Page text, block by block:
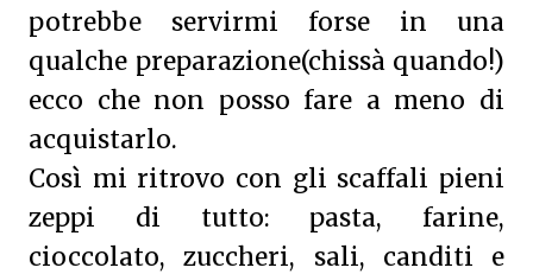
potrebbe servirmi forse in una
qualche preparazione(chissà quando!)
ecco che non posso fare a meno di
acquistarlo.
Così mi ritrovo con gli scaffali pieni
zeppi di tutto: pasta, farine,
cioccolato, zuccheri, sali, canditi e